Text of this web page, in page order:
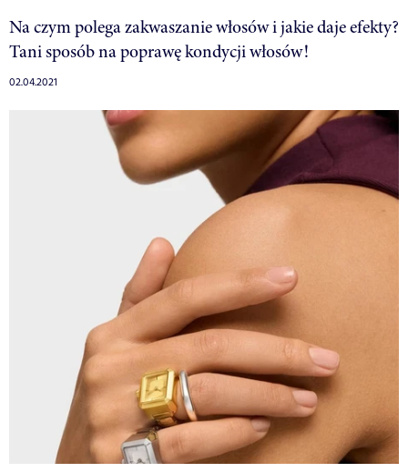
Na czym polega zakwaszanie włosów i jakie daje efekty?
Tani sposób na poprawę kondycji włosów!
02.04.2021